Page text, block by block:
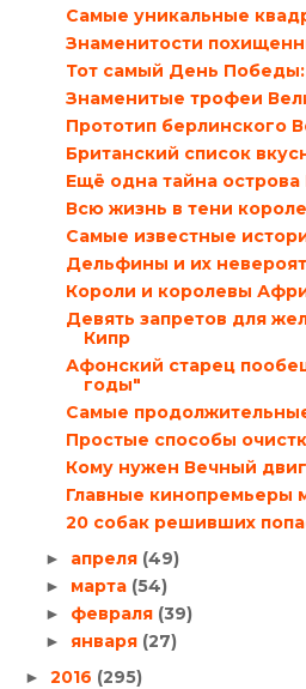
Самые уникальные
Знаменитости
Тот самый День Победы:
Знаменитые трофеи
Прототип берлинского
Британский список
Ещё одна тайна острова
Всю жизнь в тени
Самые известные
Дельфины и их
Короли и королевы
Девять запретов для
Кипр
Афонский старец
годы"
Самые
Простые способы
Кому нужен Вечный
Главные кинопремьеры
20 собак решивших
► апреля (49)
► марта (54)
► февраля (39)
► января (27)
► 2016 (295)